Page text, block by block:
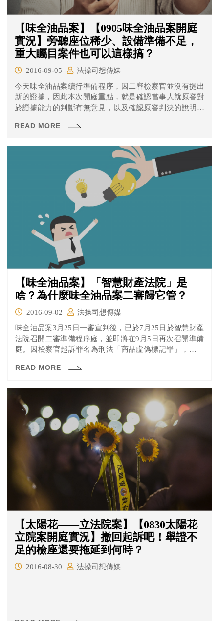
【味全油品案】【0905味全油品案開庭
實況】旁聽座位稀少、設備準備不足，
重大矚目案件也可以這樣搞？
2016-09-05
法操司想傳媒
今天味全油品案續行準備程序，因二審檢察官並沒有提出
新的證據，因此本次開庭重點，就是確認當事人就原審對
於證據能力的判斷有無意見，以及確認原審判決的說明有
造在法官筆錄上的用詞十分謹慎小心，例如被告在案發時
是「衛福部」？主管機關到工廠時到底是去「查封」還是
「查察」？在今天的準備程序上都花了很多時間整理釐
READ MORE
【味全油品案】「智慧財產法院」是
啥？為什麼味全油品案二審歸它管？
2016-09-02
法操司想傳媒
味全油品案3月25日一審宣判後，已於7月25日於智慧財產
法院召開二審準備程序庭，並即將在9月5日再次召開準備
庭。­­因檢察官起訴罪名為刑法「商品虛偽標記罪」，屬智
訴後，二審即由智慧財產法院審理，並且二審即定讞、無
READ MORE
【太陽花——立法院案】【0830太陽花
立院案開庭實況】撤回起訴吧！舉證不
足的檢座還要拖延到何時？
2016-08-30 法操司想傳媒